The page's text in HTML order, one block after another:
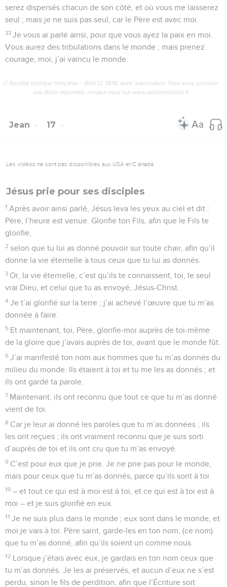
serez dispersés chacun de son côté, et où vous me laisserez
seul ; mais je ne suis pas seul, car le Père est avec moi.
33 Je vous ai parlé ainsi, pour que vous ayez la paix en moi.
Vous aurez des tribulations dans le monde ; mais prenez
courage, moi, j’ai vaincu le monde.
© Société biblique française – Bibli’O, 1978, avec autorisation. Pour vous procurer
une Bible imprimée, rendez-vous sur www.editionsbiblio.fr
Jean 17
Les vidéos ne sont pas disponibles aux USA et C anada.
Jésus prie pour ses disciples
1 Après avoir ainsi parlé, Jésus leva les yeux au ciel et dit :
Père, l’heure est venue. Glorifie ton Fils, afin que le Fils te
glorifie,
2 selon que tu lui as donné pouvoir sur toute chair, afin qu’il
donne la vie éternelle à tous ceux que tu lui as donnés.
3 Or, la vie éternelle, c’est qu’ils te connaissent, toi, le seul
vrai Dieu, et celui que tu as envoyé, Jésus-Christ.
4 Je t’ai glorifié sur la terre ; j’ai achevé l’œuvre que tu m’as
donnée à faire.
5 Et maintenant, toi, Père, glorifie-moi auprès de toi-même
de la gloire que j’avais auprès de toi, avant que le monde fût.
6 J’ai manifesté ton nom aux hommes que tu m’as donnés du
milieu du monde. Ils étaient à toi et tu me les as donnés ; et
ils ont gardé ta parole.
7 Maintenant, ils ont reconnu que tout ce que tu m’as donné
vient de toi.
8 Car je leur ai donné les paroles que tu m’as données ; ils
les ont reçues ; ils ont vraiment reconnu que je suis sorti
d’auprès de toi et ils ont cru que tu m’as envoyé.
9 C’est pour eux que je prie. Je ne prie pas pour le monde,
mais pour ceux que tu m’as donnés, parce qu’ils sont à toi
10 – et tout ce qui est à moi est à toi, et ce qui est à toi est à
moi – et je suis glorifié en eux.
11 Je ne suis plus dans le monde ; eux sont dans le monde, et
moi je vais à toi. Père saint, garde-les en ton nom, (ce nom)
que tu m’as donné, afin qu’ils soient un comme nous.
12 Lorsque j’étais avec eux, je gardais en ton nom ceux que
tu m’as donnés. Je les ai préservés, et aucun d’eux ne s’est
perdu, sinon le fils de perdition, afin que l’Écriture soit